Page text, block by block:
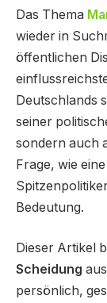
Das Thema
wieder in
öffentlichen
Deutschlands
seiner
sondern auch
Frage, wie
Bedeutung.
Dieser Artikel
Scheidung
persönlich,